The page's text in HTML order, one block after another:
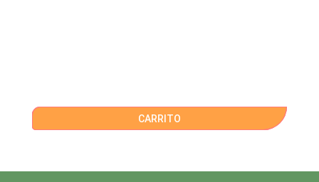
CARRITO